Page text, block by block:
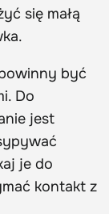
się małą
być
Do
jest
je do
kontakt z